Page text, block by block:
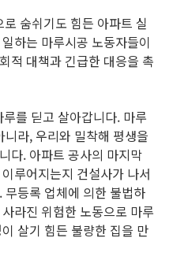
숨쉬기도 힘든 아파트 실
하는 마루시공 노동자들이
적 대책과 긴급한 대응을 촉
를 딛고 살아갑니다. 마루
라, 우리와 밀착해 평생을
다. 아파트 공사의 마지막
루어지는지 건설사가 나서
등록 업체에 의한 불법하
라진 위험한 노동으로 마루
살기 힘든 불량한 집을 만